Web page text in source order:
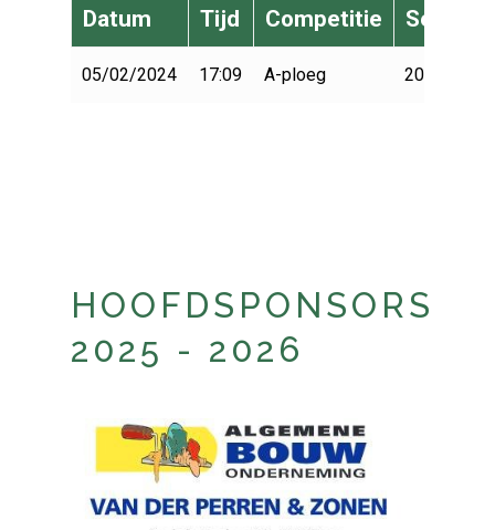
Datum Tijd Competitie Seizoen
05/02/2024 17:09 A-ploeg 2023-2024
HOOFDSPONSORS
2025 - 2026